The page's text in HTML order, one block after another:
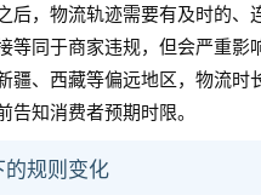
后，物流轨迹需要有及时的、
等同于商家违规，但会严重影
疆、西藏等偏远地区，物流
告知消费者预期时限。
的规则变化